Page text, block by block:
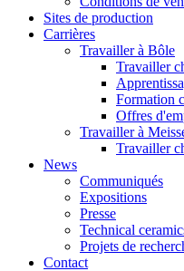
Sites de production
Carrières
Travailler à Bôle
Travailler
Formation
Offres
Travailler à
Travailler
News
Communiqués
Expositions
Presse
Technical
Projets de
Contact